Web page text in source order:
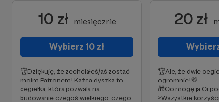
10 zł miesięcznie
Wybierz 10 zł
🏆Dziękuję, że zechciałeś/aś zostać
moim Patronem! Każda dyszka to
cegiełka, która pozwala na
budowanie czegoś wielkiego, czego
20 zł
🏆Ale, że dwie
ogromnie!💜
🎁Co mogę ja Ci
>Wszystkie